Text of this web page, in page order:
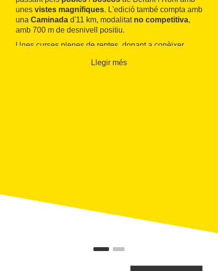
unes vistes magnífiques. L'edició també compta amb
una Caminada d'11 km, modalitat no competitiva,
amb 700 m de desnivell positiu.
Unes curses plenes de reptes, donant a conèixer
Llegir més